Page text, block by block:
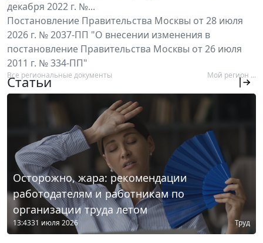
декабря 2022 г. №...
Постановление Правительства Москвы от 28 июля
2026 г. № 2037-ПП "О внесении изменения в
постановление Правительства Москвы от 26 июля
2011 г. № 334-ПП"
Все региональные документы Мой регион ...
Статьи
Осторожно, жара: рекомендации
работодателям и работникам по
организации труда летом
13:4331 июля 2026 Труд